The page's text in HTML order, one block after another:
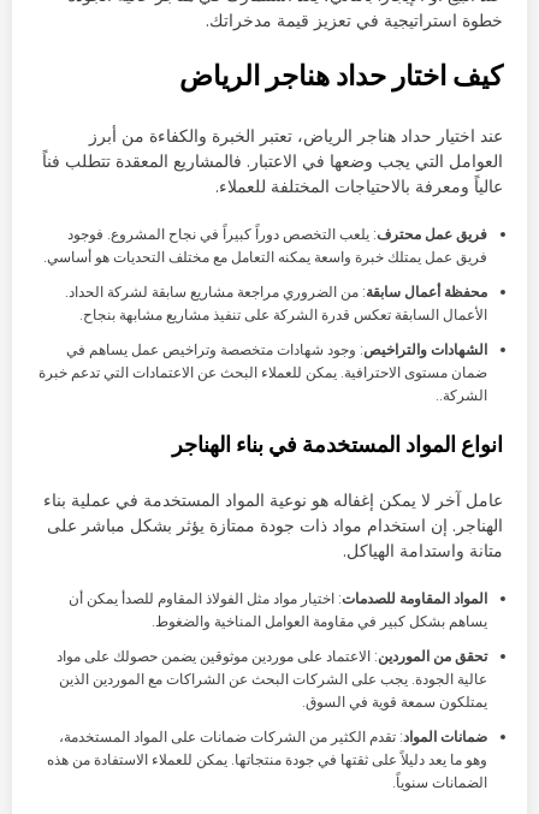
خطوة استراتيجية في تعزيز قيمة مدخراتك.
كيف اختار حداد هناجر الرياض
عند اختيار حداد هناجر الرياض، تعتبر الخبرة والكفاءة من أبرز
العوامل التي يجب وضعها في الاعتبار. فالمشاريع المعقدة تتطلب فناً
عالياً ومعرفة بالاحتياجات المختلفة للعملاء.
فريق عمل محترف: يلعب التخصص دوراً كبيراً في نجاح المشروع. فوجود
فريق عمل يمتلك خبرة واسعة يمكنه التعامل مع مختلف التحديات هو أساسي.
محفظة أعمال سابقة: من الضروري مراجعة مشاريع سابقة لشركة الحداد.
الأعمال السابقة تعكس قدرة الشركة على تنفيذ مشاريع مشابهة بنجاح.
الشهادات والتراخيص: وجود شهادات متخصصة وتراخيص عمل يساهم في
ضمان مستوى الاحترافية. يمكن للعملاء البحث عن الاعتمادات التي تدعم خبرة
الشركة..
انواع المواد المستخدمة في بناء الهناجر
عامل آخر لا يمكن إغفاله هو نوعية المواد المستخدمة في عملية بناء
الهناجر. إن استخدام مواد ذات جودة ممتازة يؤثر بشكل مباشر على
متانة واستدامة الهياكل.
المواد المقاومة للصدمات: اختيار مواد مثل الفولاذ المقاوم للصدأ يمكن أن
يساهم بشكل كبير في مقاومة العوامل المناخية والضغوط.
تحقق من الموردين: الاعتماد على موردين موثوقين يضمن حصولك على مواد
عالية الجودة. يجب على الشركات البحث عن الشراكات مع الموردين الذين
يمتلكون سمعة قوية في السوق.
ضمانات المواد: تقدم الكثير من الشركات ضمانات على المواد المستخدمة،
وهو ما يعد دليلاً على ثقتها في جودة منتجاتها. يمكن للعملاء الاستفادة من هذه
الضمانات سنوياً.